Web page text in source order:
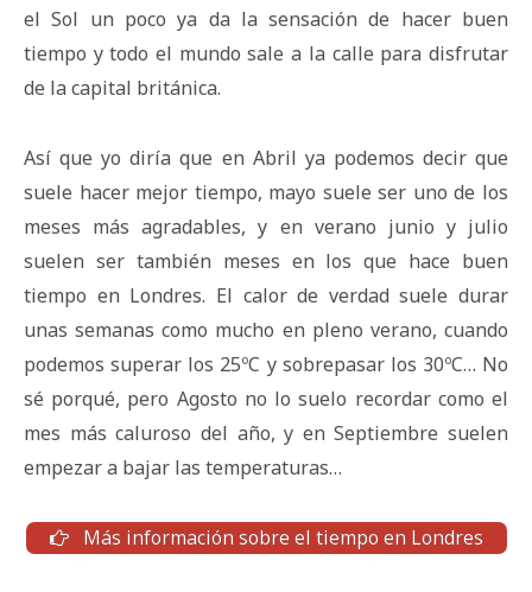
el Sol un poco ya da la sensación de hacer buen
tiempo y todo el mundo sale a la calle para disfrutar
de la capital británica.
Así que yo diría que en Abril ya podemos decir que
suele hacer mejor tiempo, mayo suele ser uno de los
meses más agradables, y en verano junio y julio
suelen ser también meses en los que hace buen
tiempo en Londres. El calor de verdad suele durar
unas semanas como mucho en pleno verano, cuando
podemos superar los 25ºC y sobrepasar los 30ºC… No
sé porqué, pero Agosto no lo suelo recordar como el
mes más caluroso del año, y en Septiembre suelen
empezar a bajar las temperaturas…
Más información sobre el tiempo en Londres